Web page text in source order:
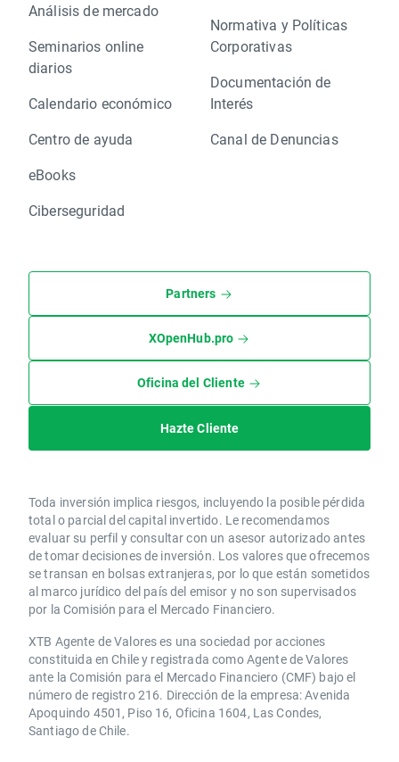
Análisis de mercado
Seminarios online
diarios
Calendario económico
Centro de ayuda
eBooks
Ciberseguridad
Normativa y Políticas
Corporativas
Documentación de
Interés
Canal de Denuncias
Partners
XOpenHub.pro
Oficina del Cliente
Hazte Cliente
Toda inversión implica riesgos, incluyendo la posible pérdida
total o parcial del capital invertido. Le recomendamos
evaluar su perfil y consultar con un asesor autorizado antes
de tomar decisiones de inversión. Los valores que ofrecemos
se transan en bolsas extranjeras, por lo que están sometidos
al marco jurídico del país del emisor y no son supervisados
por la Comisión para el Mercado Financiero.
XTB Agente de Valores es una sociedad por acciones
constituida en Chile y registrada como Agente de Valores
ante la Comisión para el Mercado Financiero (CMF) bajo el
número de registro 216. Dirección de la empresa: Avenida
Apoquindo 4501, Piso 16, Oficina 1604, Las Condes,
Santiago de Chile.